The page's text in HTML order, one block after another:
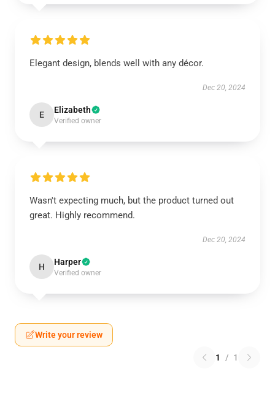
Elegant design, blends well with any décor.
Dec 20, 2024
E Elizabeth
Verified owner
Wasn't expecting much, but the product turned out
great. Highly recommend.
Dec 20, 2024
H Harper
Verified owner
Write your review
1 / 1